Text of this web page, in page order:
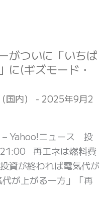
がついに「いちば
に(ギズモード・
内） - 2025年9月2
– Yahoo!ニュース 投
再エネは燃料費
資が終われば電気代が
が上がる一方」「再